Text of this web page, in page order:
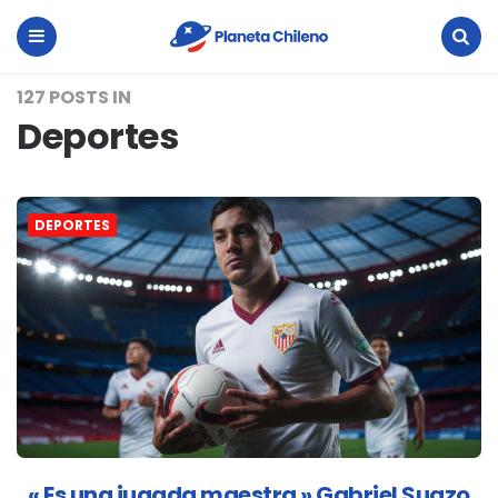
Planeta
Chileno
127 POSTS IN
Deportes
DEPORTES